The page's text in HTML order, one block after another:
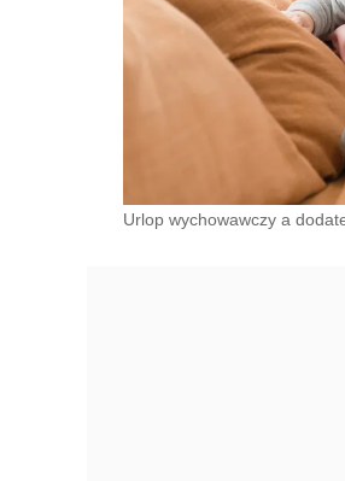
Urlop wychowawczy a